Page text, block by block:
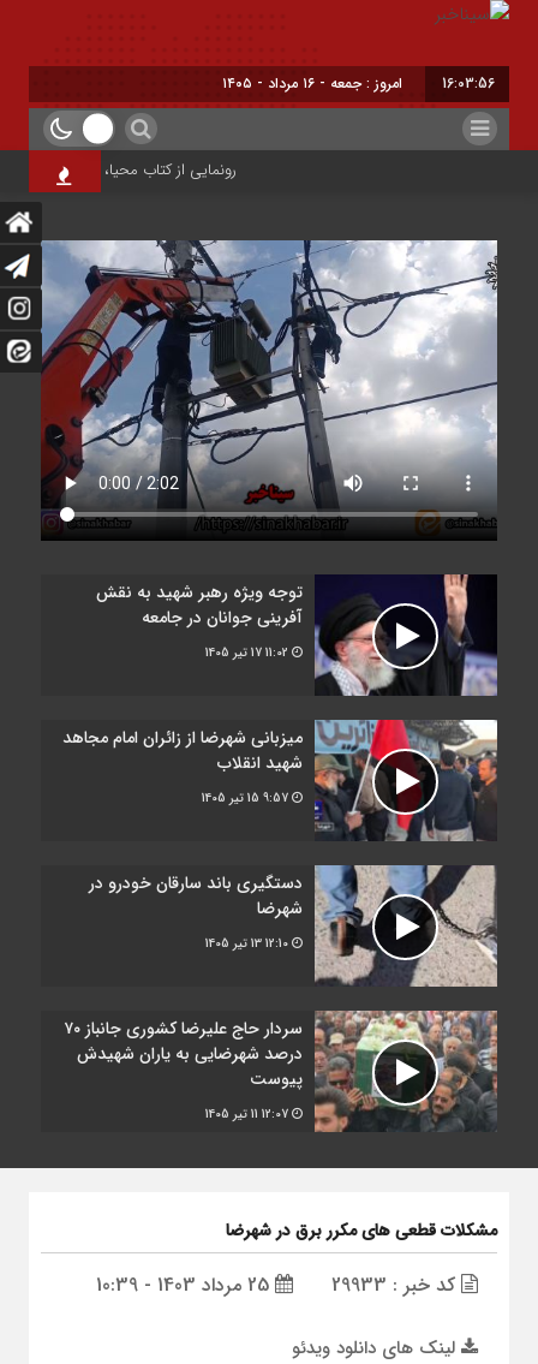
16:03:57 امروز : جمعه - ۱۶ مرداد - ۱۴۰۵
رونمایی از کتاب محیا، آخرین اثر
توجه ویژه رهبر شهید به نقش
آفرینی جوانان در جامعه
17 تیر 1405
میزبانی شهرضا از زائران امام مجاهد
شهید انقلاب
15 تیر 1405
دستگیری باند سارقان خودرو در
شهرضا
13 تیر 1405
سردار حاج علیرضا کشوری جانباز ۷۰
درصد شهرضایی به یاران شهیدش
پیوست
11 تیر 1405
مشکلات قطعی های مکرر برق در شهرضا
کد خبر : 29933
لینک های دانلود ویدئو